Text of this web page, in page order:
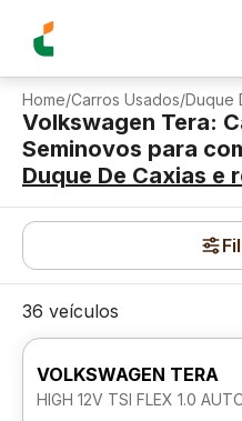
Home/Carros Usados/Duque
Volkswagen Tera:
Seminovos para
Duque De Caxias e
36 veículos
VOLKSWAGEN TERA
HIGH 12V TSI FLEX 1.0